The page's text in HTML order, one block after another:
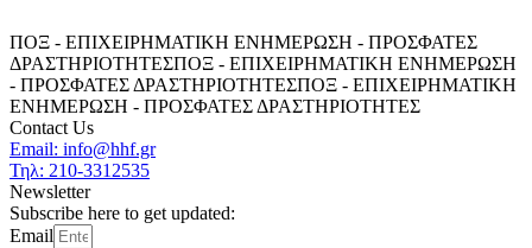
ΠΟΞ - ΕΠΙΧΕΙΡΗΜΑΤΙΚΗ ΕΝΗΜΕΡΩΣΗ - ΠΡΟΣΦΑΤΕΣ
ΔΡΑΣΤΗΡΙΟΤΗΤΕΣΠΟΞ - ΕΠΙΧΕΙΡΗΜΑΤΙΚΗ ΕΝΗΜΕΡΩΣΗ
- ΠΡΟΣΦΑΤΕΣ ΔΡΑΣΤΗΡΙΟΤΗΤΕΣΠΟΞ - ΕΠΙΧΕΙΡΗΜΑΤΙΚΗ
ΕΝΗΜΕΡΩΣΗ - ΠΡΟΣΦΑΤΕΣ ΔΡΑΣΤΗΡΙΟΤΗΤΕΣ
Contact Us
Email: info@hhf.gr
Τηλ: 210-3312535
Newsletter
Subscribe here to get updated:
Email